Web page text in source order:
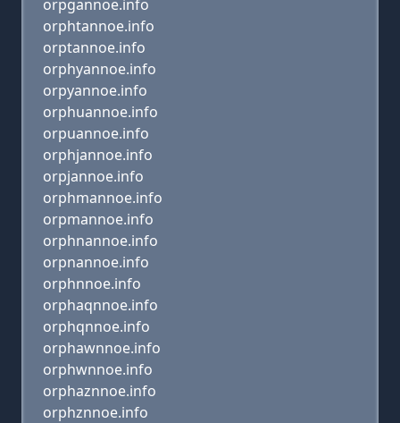
orpgannoe.info
orphtannoe.info
orptannoe.info
orphyannoe.info
orpyannoe.info
orphuannoe.info
orpuannoe.info
orphjannoe.info
orpjannoe.info
orphmannoe.info
orpmannoe.info
orphnannoe.info
orpnannoe.info
orphnnoe.info
orphaqnnoe.info
orphqnnoe.info
orphawnnoe.info
orphwnnoe.info
orphaznnoe.info
orphznnoe.info